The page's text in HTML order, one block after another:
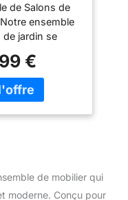
de Jardin
Basse, 2
Repose-
de Jardin
de Salons de
ensemble
de jardin se
et 2
invite 2 à 4
idéalement
à la rouille
avec du rotin
€
de mobilier qui
moderne. Conçu pour